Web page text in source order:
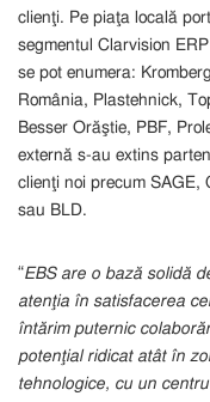
clienţi. Pe piaţa locală
segmentul Clarvision
se pot enumera:
România, Plastehnick,
Besser Orăştie, PBF,
externă s-au extins
clienţi noi precum SAGE,
sau BLD.
“EBS are o bază solidă
atenţia în satisfacerea
întărim puternic
potenţial ridicat atât în
tehnologice, cu un